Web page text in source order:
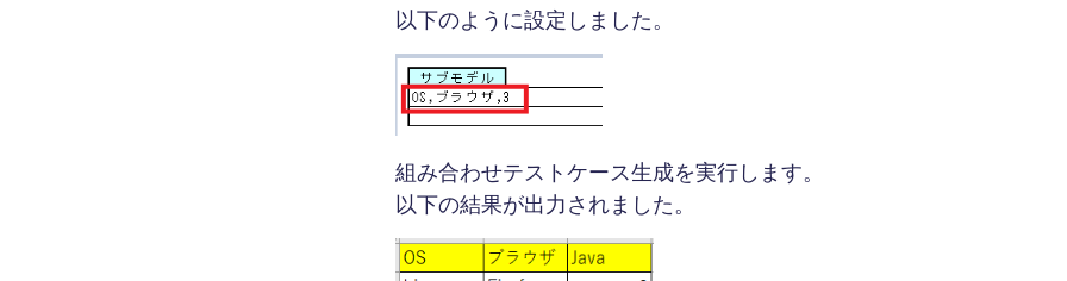
以下のように設定しました。
組み合わせテストケース生成を実行します。
以下の結果が出力されました。